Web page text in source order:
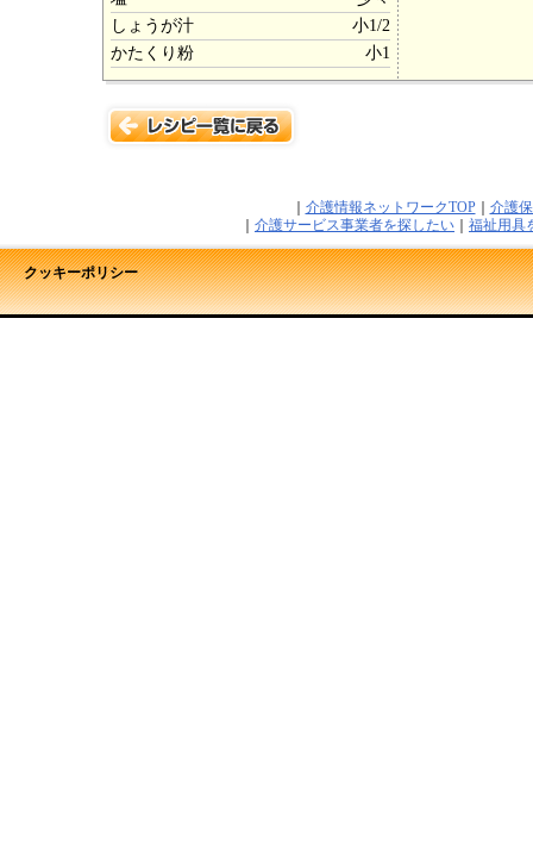
しょうが汁
小1/2
かたくり粉
小1
介護情報ネットワークTOP｜ 介護
介護サービス事業者を探したい 福祉用具
クッキーポリシー